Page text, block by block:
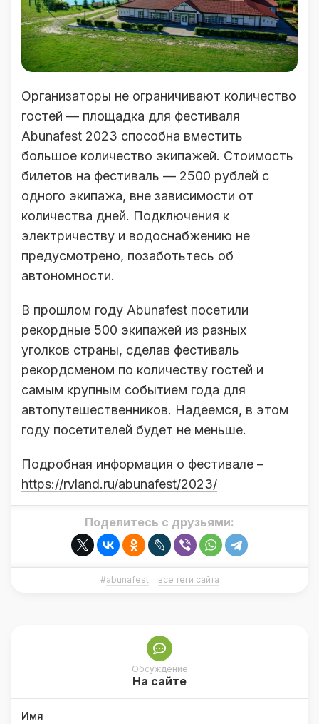
Организаторы не ограничивают количество
гостей — площадка для фестиваля
Abunafest 2023 способна вместить
большое количество экипажей. Стоимость
билетов на фестиваль — 2500 рублей с
одного экипажа, вне зависимости от
количества дней. Подключения к
электричеству и водоснабжению не
предусмотрено, позаботьтесь об
автономности.
В прошлом году Abunafest посетили
рекордные 500 экипажей из разных
уголков страны, сделав фестиваль
рекордсменом по количеству гостей и
самым крупным событием года для
автопутешественников. Надеемся, в этом
году посетителей будет не меньше.
Подробная информация о фестивале –
https://rvland.ru/abunafest/2023/
Поделитесь с друзьями:
#abunafest все теги сайта
Обсуждение
На сайте
Имя